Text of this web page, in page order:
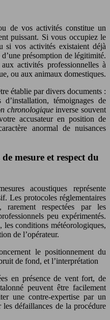
de vos activités constitue un
puissant. Si vous occupiez le
si vos activités existaient déjà
présomption de légitimité.
activités professionnelles à
ou aux animaux domestiques.
établie par divers documents :
témoignages de
chronologiqueinverse souvent
accusateur en position de
anormal de nuisances
mesure et respect du
acoustiques représente
Les protocoles réglementaires
rarement respectées par les
peu expérimentés.
conditions météorologiques,
de l’opérateur.
le positionnement du
de fond, et l’interprétation
en présence de vent fort, de
peuvent être facilement
une contre-expertise par un
défaillances de la procédure